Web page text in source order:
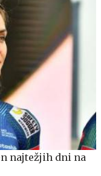
najtežjih dni na